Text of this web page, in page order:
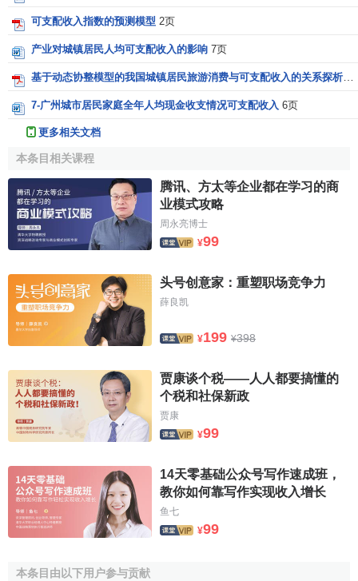
可支配收入指数的预测模型 2页
产业对城镇居民人均可支配收入的影响 7页
基于动态协整模型的我国城镇居民旅游消费与可支配收入的关系探析 6
7-广州城市居民家庭全年人均现金收支情况可支配收入 6页
更多相关文档
本条目相关课程
腾讯、方太等企业都在学习的商
业模式攻略
周永亮博士
¥99
头号创意家：重塑职场竞争力
薛良凯
¥199 ¥398
贾康谈个税——人人都要搞懂的
个税和社保新政
贾康
¥99
14天零基础公众号写作速成班，
教你如何靠写作实现收入增长
鱼七
¥99
本条目由以下用户参与贡献